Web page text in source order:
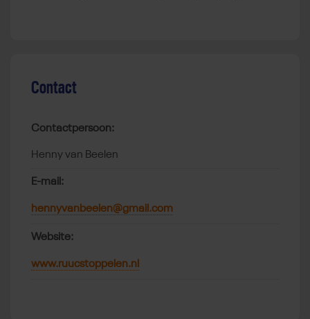
Contact
Contactpersoon:
Henny van Beelen
E-mail:
hennyvanbeelen@gmail.com
Website:
www.ruucstoppelen.nl